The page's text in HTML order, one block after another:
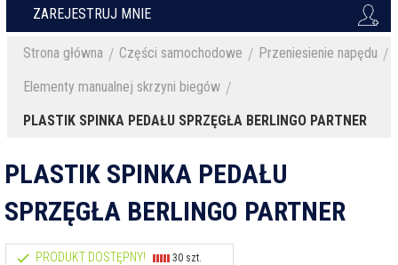
ZAREJESTRUJ MNIE
Strona główna Części samochodowe
Przeniesienie napędu
Elementy manualnej skrzyni biegów
PLASTIK SPINKA PEDAŁU SPRZĘGŁA BERLINGO PARTNER
PLASTIK SPINKA PEDAŁU
SPRZĘGŁA BERLINGO PARTNER
PRODUKT DOSTĘPNY! 30 szt.